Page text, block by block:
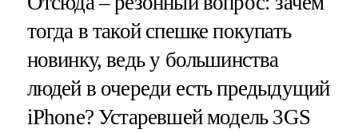
тогда в такой спешке покупать
новинку, ведь у большинства
людей в очереди есть предыдущий
iPhone? Устаревшей модель 3GS